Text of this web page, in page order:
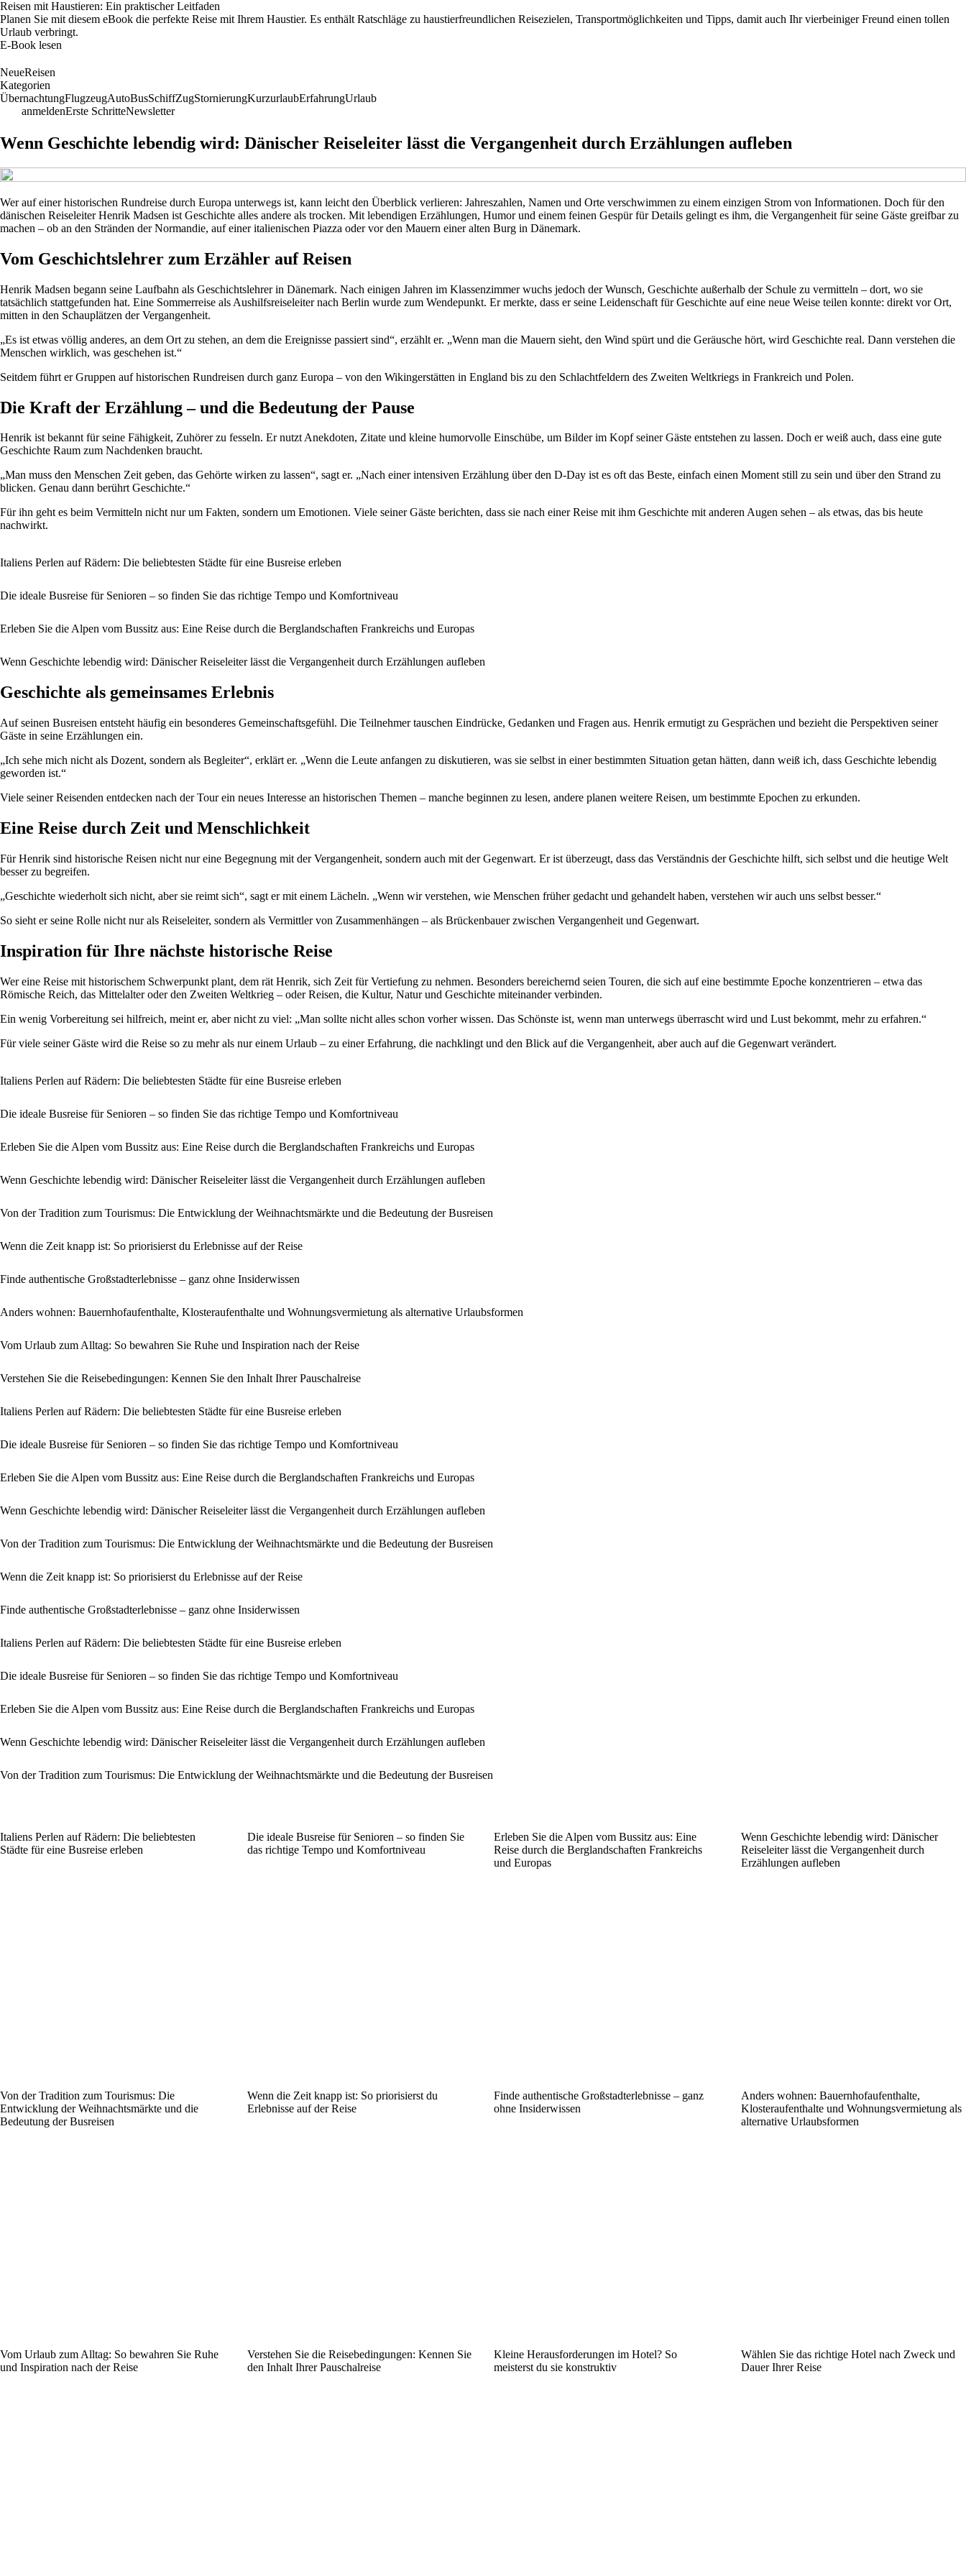
Reisen mit Haustieren: Ein praktischer Leitfaden
Planen Sie mit diesem eBook die perfekte Reise mit Ihrem Haustier. Es enthält Ratschläge zu haustierfreundlichen Reisezielen, Transportmöglichkeiten und Tipps, damit auch Ihr vierbeiniger Freund einen tollen
Urlaub verbringt.
E-Book lesen
NeueReisen
Kategorien
ÜbernachtungFlugzeugAutoBusSchiffZugStornierungKurzurlaubErfahrungUrlaub
anmeldenErste SchritteNewsletter
Wenn Geschichte lebendig wird: Dänischer Reiseleiter lässt die Vergangenheit durch Erzählungen aufleben
Wer auf einer historischen Rundreise durch Europa unterwegs ist, kann leicht den Überblick verlieren: Jahreszahlen, Namen und Orte verschwimmen zu einem einzigen Strom von Informationen. Doch für den
dänischen Reiseleiter Henrik Madsen ist Geschichte alles andere als trocken. Mit lebendigen Erzählungen, Humor und einem feinen Gespür für Details gelingt es ihm, die Vergangenheit für seine Gäste greifbar zu
machen – ob an den Stränden der Normandie, auf einer italienischen Piazza oder vor den Mauern einer alten Burg in Dänemark.
Vom Geschichtslehrer zum Erzähler auf Reisen
Henrik Madsen begann seine Laufbahn als Geschichtslehrer in Dänemark. Nach einigen Jahren im Klassenzimmer wuchs jedoch der Wunsch, Geschichte außerhalb der Schule zu vermitteln – dort, wo sie
tatsächlich stattgefunden hat. Eine Sommerreise als Aushilfsreiseleiter nach Berlin wurde zum Wendepunkt. Er merkte, dass er seine Leidenschaft für Geschichte auf eine neue Weise teilen konnte: direkt vor Ort,
mitten in den Schauplätzen der Vergangenheit.
„Es ist etwas völlig anderes, an dem Ort zu stehen, an dem die Ereignisse passiert sind“, erzählt er. „Wenn man die Mauern sieht, den Wind spürt und die Geräusche hört, wird Geschichte real. Dann verstehen die
Menschen wirklich, was geschehen ist.“
Seitdem führt er Gruppen auf historischen Rundreisen durch ganz Europa – von den Wikingerstätten in England bis zu den Schlachtfeldern des Zweiten Weltkriegs in Frankreich und Polen.
Die Kraft der Erzählung – und die Bedeutung der Pause
Henrik ist bekannt für seine Fähigkeit, Zuhörer zu fesseln. Er nutzt Anekdoten, Zitate und kleine humorvolle Einschübe, um Bilder im Kopf seiner Gäste entstehen zu lassen. Doch er weiß auch, dass eine gute
Geschichte Raum zum Nachdenken braucht.
„Man muss den Menschen Zeit geben, das Gehörte wirken zu lassen“, sagt er. „Nach einer intensiven Erzählung über den D-Day ist es oft das Beste, einfach einen Moment still zu sein und über den Strand zu
blicken. Genau dann berührt Geschichte.“
Für ihn geht es beim Vermitteln nicht nur um Fakten, sondern um Emotionen. Viele seiner Gäste berichten, dass sie nach einer Reise mit ihm Geschichte mit anderen Augen sehen – als etwas, das bis heute
nachwirkt.
Italiens Perlen auf Rädern: Die beliebtesten Städte für eine Busreise erleben
Die ideale Busreise für Senioren – so finden Sie das richtige Tempo und Komfortniveau
Erleben Sie die Alpen vom Bussitz aus: Eine Reise durch die Berglandschaften Frankreichs und Europas
Wenn Geschichte lebendig wird: Dänischer Reiseleiter lässt die Vergangenheit durch Erzählungen aufleben
Geschichte als gemeinsames Erlebnis
Auf seinen Busreisen entsteht häufig ein besonderes Gemeinschaftsgefühl. Die Teilnehmer tauschen Eindrücke, Gedanken und Fragen aus. Henrik ermutigt zu Gesprächen und bezieht die Perspektiven seiner
Gäste in seine Erzählungen ein.
„Ich sehe mich nicht als Dozent, sondern als Begleiter“, erklärt er. „Wenn die Leute anfangen zu diskutieren, was sie selbst in einer bestimmten Situation getan hätten, dann weiß ich, dass Geschichte lebendig
geworden ist.“
Viele seiner Reisenden entdecken nach der Tour ein neues Interesse an historischen Themen – manche beginnen zu lesen, andere planen weitere Reisen, um bestimmte Epochen zu erkunden.
Eine Reise durch Zeit und Menschlichkeit
Für Henrik sind historische Reisen nicht nur eine Begegnung mit der Vergangenheit, sondern auch mit der Gegenwart. Er ist überzeugt, dass das Verständnis der Geschichte hilft, sich selbst und die heutige Welt
besser zu begreifen.
„Geschichte wiederholt sich nicht, aber sie reimt sich“, sagt er mit einem Lächeln. „Wenn wir verstehen, wie Menschen früher gedacht und gehandelt haben, verstehen wir auch uns selbst besser.“
So sieht er seine Rolle nicht nur als Reiseleiter, sondern als Vermittler von Zusammenhängen – als Brückenbauer zwischen Vergangenheit und Gegenwart.
Inspiration für Ihre nächste historische Reise
Wer eine Reise mit historischem Schwerpunkt plant, dem rät Henrik, sich Zeit für Vertiefung zu nehmen. Besonders bereichernd seien Touren, die sich auf eine bestimmte Epoche konzentrieren – etwa das
Römische Reich, das Mittelalter oder den Zweiten Weltkrieg – oder Reisen, die Kultur, Natur und Geschichte miteinander verbinden.
Ein wenig Vorbereitung sei hilfreich, meint er, aber nicht zu viel: „Man sollte nicht alles schon vorher wissen. Das Schönste ist, wenn man unterwegs überrascht wird und Lust bekommt, mehr zu erfahren.“
Für viele seiner Gäste wird die Reise so zu mehr als nur einem Urlaub – zu einer Erfahrung, die nachklingt und den Blick auf die Vergangenheit, aber auch auf die Gegenwart verändert.
Italiens Perlen auf Rädern: Die beliebtesten Städte für eine Busreise erleben
Die ideale Busreise für Senioren – so finden Sie das richtige Tempo und Komfortniveau
Erleben Sie die Alpen vom Bussitz aus: Eine Reise durch die Berglandschaften Frankreichs und Europas
Wenn Geschichte lebendig wird: Dänischer Reiseleiter lässt die Vergangenheit durch Erzählungen aufleben
Von der Tradition zum Tourismus: Die Entwicklung der Weihnachtsmärkte und die Bedeutung der Busreisen
Wenn die Zeit knapp ist: So priorisierst du Erlebnisse auf der Reise
Finde authentische Großstadterlebnisse – ganz ohne Insiderwissen
Anders wohnen: Bauernhofaufenthalte, Klosteraufenthalte und Wohnungsvermietung als alternative Urlaubsformen
Vom Urlaub zum Alltag: So bewahren Sie Ruhe und Inspiration nach der Reise
Verstehen Sie die Reisebedingungen: Kennen Sie den Inhalt Ihrer Pauschalreise
Italiens Perlen auf Rädern: Die beliebtesten Städte für eine Busreise erleben
Die ideale Busreise für Senioren – so finden Sie das richtige Tempo und Komfortniveau
Erleben Sie die Alpen vom Bussitz aus: Eine Reise durch die Berglandschaften Frankreichs und Europas
Wenn Geschichte lebendig wird: Dänischer Reiseleiter lässt die Vergangenheit durch Erzählungen aufleben
Von der Tradition zum Tourismus: Die Entwicklung der Weihnachtsmärkte und die Bedeutung der Busreisen
Wenn die Zeit knapp ist: So priorisierst du Erlebnisse auf der Reise
Finde authentische Großstadterlebnisse – ganz ohne Insiderwissen
Italiens Perlen auf Rädern: Die beliebtesten Städte für eine Busreise erleben
Die ideale Busreise für Senioren – so finden Sie das richtige Tempo und Komfortniveau
Erleben Sie die Alpen vom Bussitz aus: Eine Reise durch die Berglandschaften Frankreichs und Europas
Wenn Geschichte lebendig wird: Dänischer Reiseleiter lässt die Vergangenheit durch Erzählungen aufleben
Von der Tradition zum Tourismus: Die Entwicklung der Weihnachtsmärkte und die Bedeutung der Busreisen
Italiens Perlen auf Rädern: Die beliebtesten
Städte für eine Busreise erleben
Die ideale Busreise für Senioren – so finden Sie
das richtige Tempo und Komfortniveau
Erleben Sie die Alpen vom Bussitz aus: Eine
Reise durch die Berglandschaften Frankreichs
und Europas
Wenn Geschichte lebendig wird: Dänischer
Reiseleiter lässt die Vergangenheit durch
Erzählungen aufleben
Von der Tradition zum Tourismus: Die
Entwicklung der Weihnachtsmärkte und die
Bedeutung der Busreisen
Wenn die Zeit knapp ist: So priorisierst du
Erlebnisse auf der Reise
Finde authentische Großstadterlebnisse – ganz
ohne Insiderwissen
Anders wohnen: Bauernhofaufenthalte,
Klosteraufenthalte und Wohnungsvermietung als
alternative Urlaubsformen
Vom Urlaub zum Alltag: So bewahren Sie Ruhe
und Inspiration nach der Reise
Verstehen Sie die Reisebedingungen: Kennen Sie
den Inhalt Ihrer Pauschalreise
Kleine Herausforderungen im Hotel? So
meisterst du sie konstruktiv
Wählen Sie das richtige Hotel nach Zweck und
Dauer Ihrer Reise